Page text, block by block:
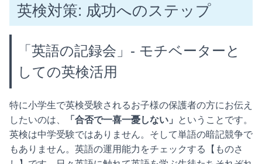
英検対策: 成功へのステップ
「英語の記録会」- モチベーターと
しての英検活用
特に小学生で英検受験されるお子様の保護者の方にお伝え
したいのは、
「合否で一喜一憂しない」
ということです。
英検は中学受験ではありません。そして単語の暗記競争で
もありません。英語の運用能力をチェックする【ものさ